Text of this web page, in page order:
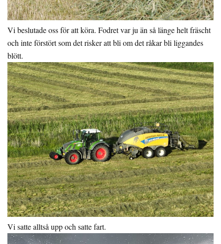
Vi beslutade oss för att köra. Fodret var ju än så länge helt fräscht
och inte förstört som det risker att bli om det råkar bli liggandes
blött.
Vi satte alltså upp och satte fart.